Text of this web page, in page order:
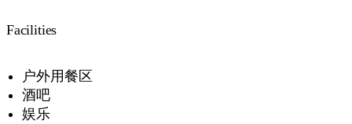
Facilities
户外用餐区
酒吧
娱乐